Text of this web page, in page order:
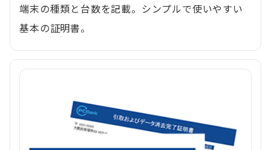
端末の種類と台数を記載。シンプルで使いやすい
基本の証明書。